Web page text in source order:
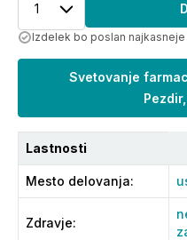
1
Izdelek bo poslan
Svetovanje
Lastnosti
Mesto delovanja:
Zdravje: